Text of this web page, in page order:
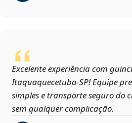
Excelente experiência com
Itaquaquecetuba‑SP! Equipe
simples e transporte seguro do
sem qualquer complicação.